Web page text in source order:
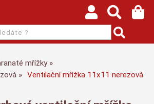
mřížky
Ventilační mřížka 11x11 nerezová